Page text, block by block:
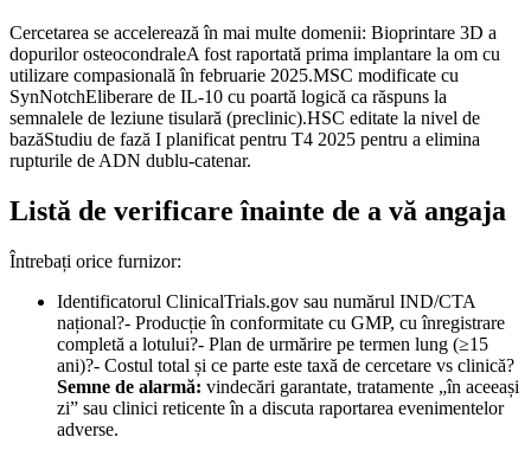
Cercetarea se accelerează în mai multe domenii: Bioprintare 3D a
dopurilor osteocondraleA fost raportată prima implantare la om cu
utilizare compasională în februarie 2025.MSC modificate cu
SynNotchEliberare de IL-10 cu poartă logică ca răspuns la
semnalele de leziune tisulară (preclinic).HSC editate la nivel de
bazăStudiu de fază I planificat pentru T4 2025 pentru a elimina
rupturile de ADN dublu-catenar.
Listă de verificare înainte de a vă angaja
Întrebați orice furnizor:
Identificatorul ClinicalTrials.gov sau numărul IND/CTA
național?- Producție în conformitate cu GMP, cu înregistrare
completă a lotului?- Plan de urmărire pe termen lung (≥15
ani)?- Costul total și ce parte este taxă de cercetare vs clinică?
Semne de alarmă: vindecări garantate, tratamente „în aceeași
zi” sau clinici reticente în a discuta raportarea evenimentelor
adverse.